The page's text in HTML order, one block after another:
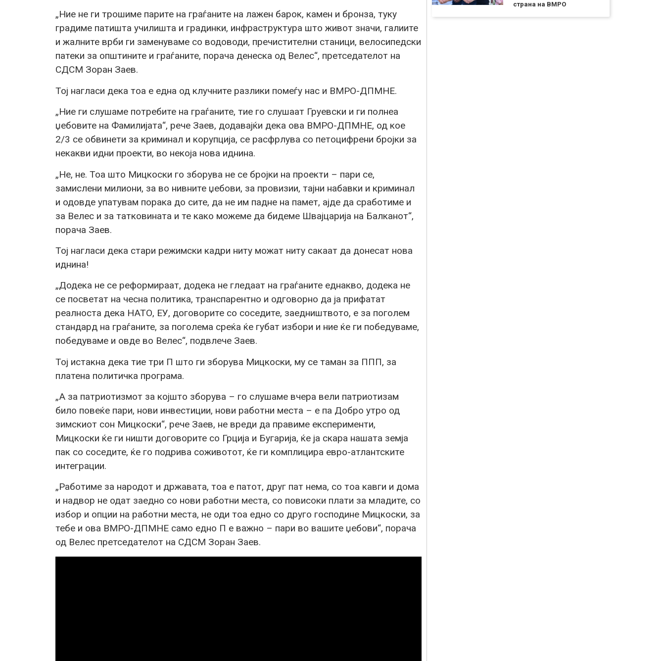
„Ние не ги трошиме парите на граѓаните на лажен барок, камен и бронза, туку
градиме патишта училишта и градинки, инфраструктура што живот значи, галиите
и жалните врби ги заменуваме со водоводи, пречистителни станици, велосипедски
патеки за општините и граѓаните, порача денеска од Велес“, претседателот на
СДСМ Зоран Заев.
Тој нагласи дека тоа е една од клучните разлики помеѓу нас и ВМРО-ДПМНЕ.
„Ние ги слушаме потребите на граѓаните, тие го слушаат Груевски и ги полнеа
џебовите на Фамилијата“, рече Заев, додавајќи дека ова ВМРО-ДПМНЕ, од кое
2/3 се обвинети за криминал и корупција, се расфрлува со петоцифрени бројки за
некакви идни проекти, во некоја нова иднина.
„Не, не. Тоа што Мицкоски го зборува не се бројки на проекти – пари се,
замислени милиони, за во нивните џебови, за провизии, тајни набавки и криминал
и одовде упатувам порака до сите, да не им падне на памет, ајде да сработиме и
за Велес и за татковината и те како можеме да бидеме Швајцарија на Балканот“,
порача Заев.
Тој нагласи дека стари режимски кадри ниту можат ниту сакаат да донесат нова
иднина!
„Додека не се реформираат, додека не гледаат на граѓаните еднакво, додека не
се посветат на чесна политика, транспарентно и одговорно да ја прифатат
реалноста дека НАТО, ЕУ, договорите со соседите, заедништвото, е за поголем
стандард на граѓаните, за поголема среќа ќе губат избори и ние ќе ги победуваме,
победуваме и овде во Велес“, подвлече Заев.
Тој истакна дека тие три П што ги зборува Мицкоски, му се таман за ППП, за
платена политичка програма.
„А за патриотизмот за којшто зборува – го слушаме вчера вели патриотизам
било повеќе пари, нови инвестиции, нови работни места – е па Добро утро од
зимскиот сон Мицкоски“, рече Заев, не вреди да правиме експерименти,
Мицкоски ќе ги ништи договорите со Грција и Бугарија, ќе ја скара нашата земја
пак со соседите, ќе го подрива соживотот, ќе ги комплицира евро-атлантските
интеграции.
„Работиме за народот и државата, тоа е патот, друг пат нема, со тоа кавги и дома
и надвор не одат заедно со нови работни места, со повисоки плати за младите, со
избор и опции на работни места, не оди тоа едно со друго господине Мицкоски, за
тебе и ова ВМРО-ДПМНЕ само едно П е важно – пари во вашите џебови“, порача
од Велес претседателот на СДСМ Зоран Заев.
страна на ВМРО